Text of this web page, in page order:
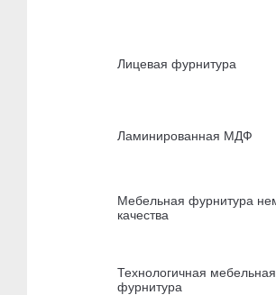
Лицевая фурнитура
Ламинированная МДФ
Мебельная фурнитура
качества
Технологичная мебельная
фурнитура